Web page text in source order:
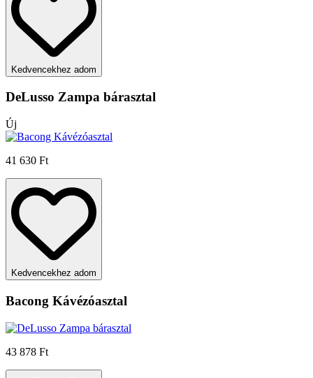
Kedvencekhez adom
DeLusso Zampa bárasztal
Új
41 630 Ft
Kedvencekhez adom
Bacong Kávézóasztal
43 878 Ft